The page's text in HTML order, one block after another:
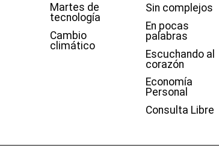
Martes de
tecnología
Cambio
climático
Sin complejos
En pocas
palabras
Escuchando al
corazón
Economía
Personal
Consulta Libre